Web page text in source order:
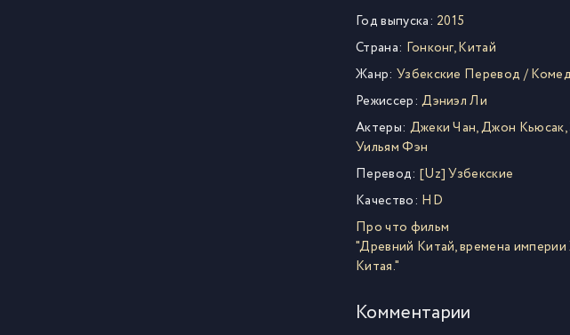
Год выпуска: 2015
Страна: Гонконг,Китай
Жанр: Узбекские Перевод /
Режиссер: Дэниэл Ли
Актеры: Джеки Чан,Джон Кьюсак,
Уильям Фэн
Перевод: [Uz] Узбекские
Качество: HD
Про что фильм
"Древний Китай, времена
Китая."
Комментарии